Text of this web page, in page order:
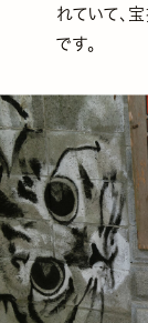
れていて、
です。